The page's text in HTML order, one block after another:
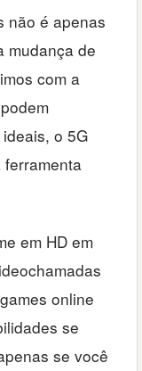
não é apenas
mudança de
com a
o 5G
em HD em
online
se
se você